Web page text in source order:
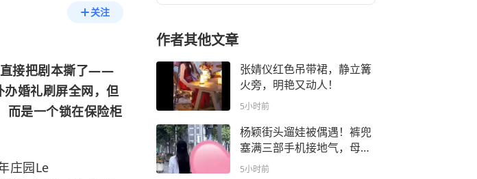
关注
直接把剧本撕了——
婚礼刷屏全网，但
而是一个锁在保险柜
庄园Le
作者其他文章
张婧仪红色吊带裙，静立篝
火旁，明艳又动人！
5小时前
杨颖街头遛娃被偶遇！裤兜
塞满三部手机接地气，母子
同款长腿瞩目
5小时前